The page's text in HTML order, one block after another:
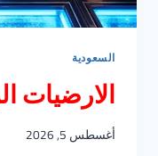
السعودية
الارضيات
أغسطس 5, 2026